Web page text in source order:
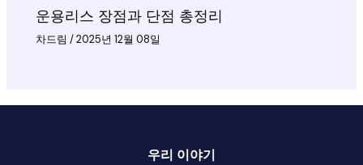
운용리스 장점과 단점 총정리
차드림 /2025년 12월 08일
우리 이야기